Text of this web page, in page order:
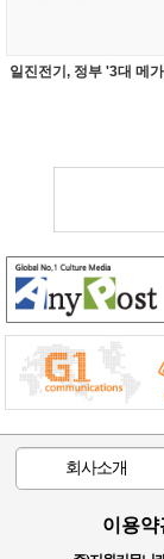
일진전기, 정부 '3대 메
회사소개
이용약